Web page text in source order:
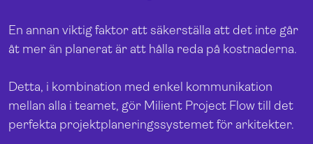
En annan viktig faktor att säkerställa att det inte går
åt mer än planerat är att hålla reda på kostnaderna.
Detta, i kombination med enkel kommunikation
mellan alla i teamet, gör Milient Project Flow till det
perfekta projektplaneringssystemet för arkitekter.